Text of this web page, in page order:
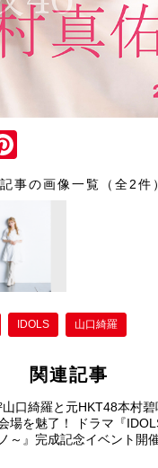
nt
e
事の画像一覧（全2件
IDOLS 山口綺羅
関連記事
山口綺羅と元HKT48本村
場を魅了！ ドラマ『
～』完成記念イベント開